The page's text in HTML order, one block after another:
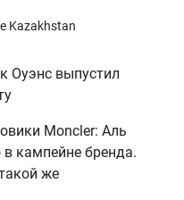
Kazakhstan
Оуэнс выпустил
Moncler: Аль
кампейне бренда.
же